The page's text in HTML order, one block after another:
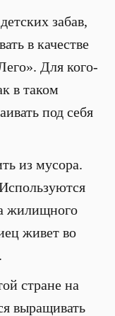
забав,
в качестве
Для кого-
в таком
под себя
из мусора.
жилищного
живет во
стране на
выращивать